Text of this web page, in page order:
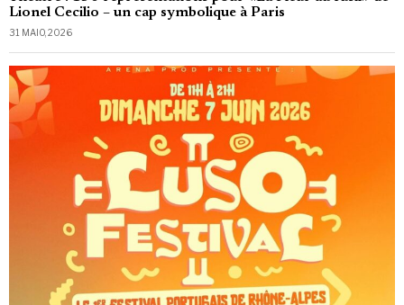
Lionel Cecilio – un cap symbolique à Paris
31 MAIO, 2026